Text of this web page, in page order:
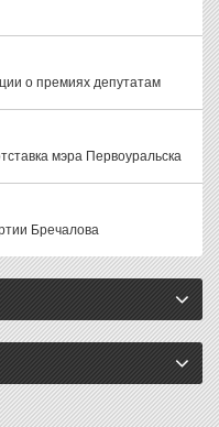
о премиях депутатам
мэра Первоуральска
Бречалова